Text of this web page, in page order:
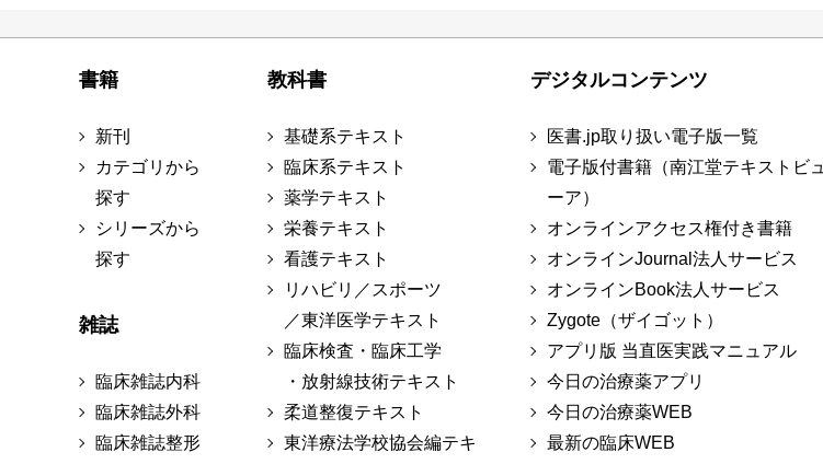
書籍
新刊
カテゴリから
探す
シリーズから
探す
雑誌
臨床雑誌内科
臨床雑誌外科
臨床雑誌整形
教科書
基礎系テキスト
臨床系テキスト
薬学テキスト
栄養テキスト
看護テキスト
リハビリ／スポーツ
／東洋医学テキスト
臨床検査・臨床工学
・放射線技術テキスト
柔道整復テキスト
東洋療法学校協会編テキ
デジタルコンテンツ
医書.jp取り扱い電子版一覧
電子版付書籍（南江堂テキストビュ
ーア）
オンラインアクセス権付き書籍
オンラインJournal法人サービス
オンラインBook法人サービス
Zygote（ザイゴット）
アプリ版 当直医実践マニュアル
今日の治療薬アプリ
今日の治療薬WEB
最新の臨床WEB